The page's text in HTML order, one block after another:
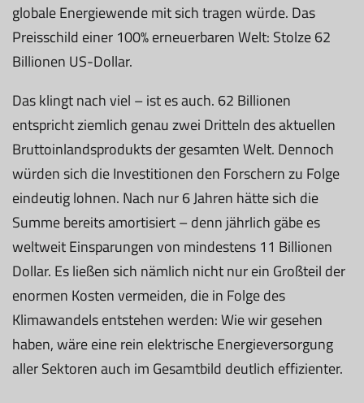
globale Energiewende mit sich tragen würde. Das
Preisschild einer 100% erneuerbaren Welt: Stolze 62
Billionen US-Dollar.
Das klingt nach viel – ist es auch. 62 Billionen
entspricht ziemlich genau zwei Dritteln des aktuellen
Bruttoinlandsprodukts der gesamten Welt. Dennoch
würden sich die Investitionen den Forschern zu Folge
eindeutig lohnen. Nach nur 6 Jahren hätte sich die
Summe bereits amortisiert – denn jährlich gäbe es
weltweit Einsparungen von mindestens 11 Billionen
Dollar. Es ließen sich nämlich nicht nur ein Großteil der
enormen Kosten vermeiden, die in Folge des
Klimawandels entstehen werden: Wie wir gesehen
haben, wäre eine rein elektrische Energieversorgung
aller Sektoren auch im Gesamtbild deutlich effizienter.